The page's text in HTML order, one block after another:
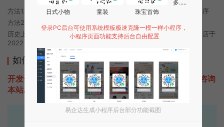
方法1. 使用微信扫描本页面上方二维码进入头像小助手极速版的小程序
方法2. 在微信中搜索“头像小助手极速版”即可进入小程序
历史上的今时小程序由头像小助手极速版团队开发，易企达小程序商店于
2022-05-15 08:37发布
如何开发类似头像小助手极速版的小程序
开发一款类似头像小助手极速版的小程序不难，只需要咨询
本站易企达客服即可为您定制开发，免费提供报价。
日式小物 童装 珠宝首饰
多.....
登录PC后台可使用系统模板极速克隆一模一样小程序，
小程序页面功能支持后台自由配置
易企达生成小程序后台部分功能截图